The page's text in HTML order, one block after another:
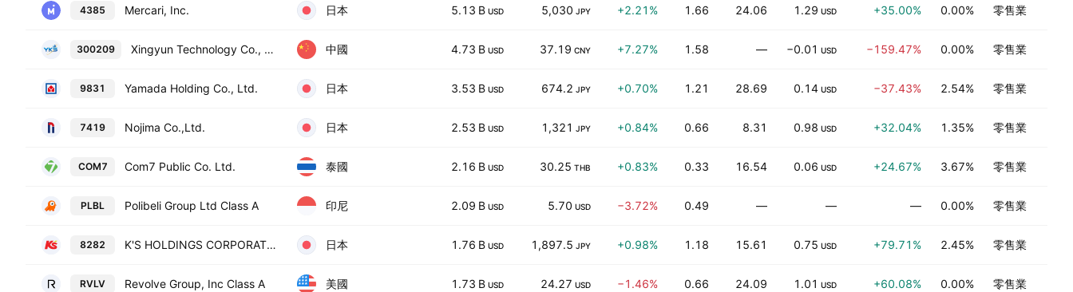
4385 Mercari, Inc. 日本 5.13 B USD 5,030 JPY +2.21% 1.66 24.06 1.29 USD +35.00% 0.00% 零售業
300209 Xingyun Technology Co., Ltd. Class A 中國 4.73 B USD 37.19 CNY +7.27% 1.58 — −0.01 USD −159.47% 0.00% 零售業
9831 Yamada Holding Co., Ltd. 日本 3.53 B USD 674.2 JPY +0.70% 1.21 28.69 0.14 USD −37.43% 2.54% 零售業
7419 Nojima Co.,Ltd. 日本 2.53 B USD 1,321 JPY +0.84% 0.66 8.31 0.98 USD +32.04% 1.35% 零售業
COM7 Com7 Public Co. Ltd. 泰國 2.16 B USD 30.25 THB +0.83% 0.33 16.54 0.06 USD +24.67% 3.67% 零售業
PLBL Polibeli Group Ltd Class A 印尼 2.09 B USD 5.70 USD −3.72% 0.49 — — — 0.00% 零售業
8282 K'S HOLDINGS CORPORATION 日本 1.76 B USD 1,897.5 JPY +0.98% 1.18 15.61 0.75 USD +79.71% 2.45% 零售業
RVLV Revolve Group, Inc Class A 美國 1.73 B USD 24.27 USD −1.46% 0.66 24.09 1.01 USD +60.08% 0.00% 零售業